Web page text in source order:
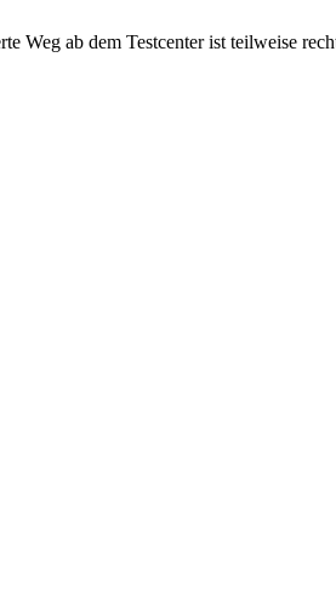
Weg ab dem Testcenter ist teilweise